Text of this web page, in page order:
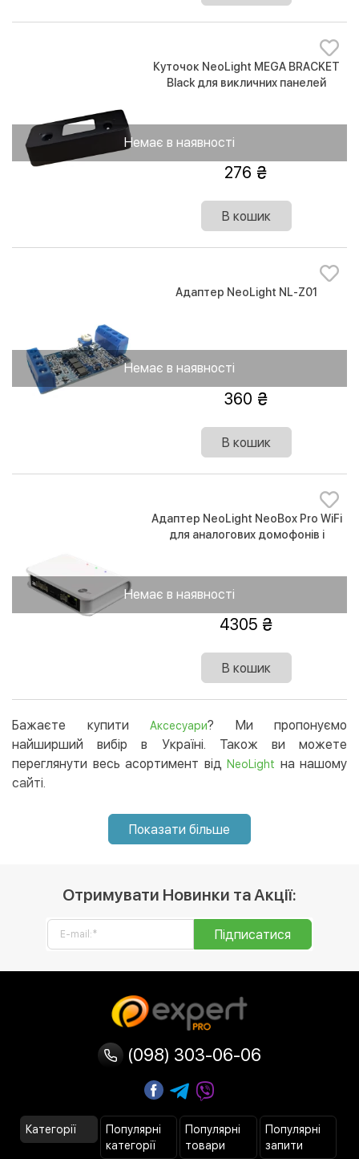
Немає в наявності
Куточок NeoLight MEGA BRACKET
Black для викличних панелей
276
В кошик
Немає в наявності
Адаптер NeoLight NL-Z01
360
В кошик
Немає в наявності
Адаптер NeoLight NeoBox Pro WiFi
для аналогових домофонів і
4305
В кошик
Бажаєте купити Аксесуари? Ми пропонуємо
найширший вибір в Україні. Також ви можете
переглянути весь асортимент від NeoLight на нашому
сайті.
Показати більше
Отримувати Новинки та Акції:
Підписатися
(098) 303-06-06
Категорії
Популярні
категорії
Популярні
товари
Популярні
запити